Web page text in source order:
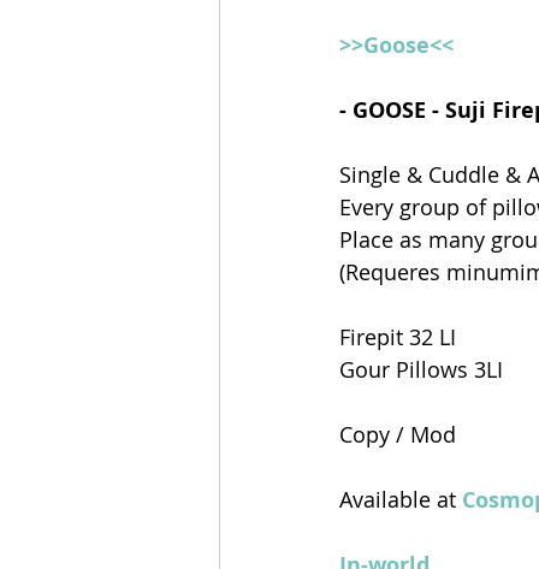
>>Goose<<
- GOOSE - Suji
Single & Cuddle &
Every group of
Place as many
(Requeres
Firepit 32 LI
Gour Pillows 3LI
Copy / Mod
Available at